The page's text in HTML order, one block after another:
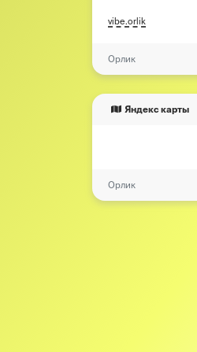
vibe.orlik
Орлик
Яндекс карты
Орлик